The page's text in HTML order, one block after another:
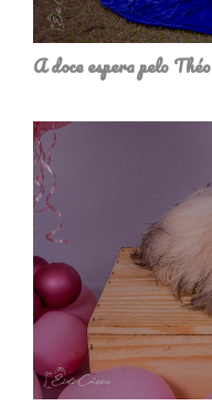
A doce espera pelo Théo